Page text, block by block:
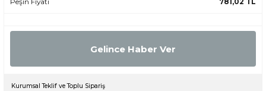
Gelince Haber Ver
Kurumsal Teklif ve Toplu Sipariş